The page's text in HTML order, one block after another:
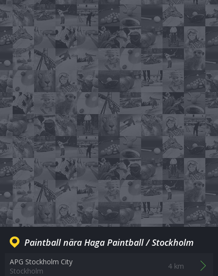
Paintball nära Haga Paintball / Stockholm
APG Stockholm City
Stockholm
4 km